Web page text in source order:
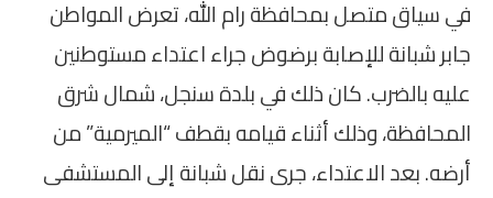
في سياق متصل بمحافظة رام الله، تعرض المواطن
جابر شبانة للإصابة برضوض جراء اعتداء مستوطنين
عليه بالضرب. كان ذلك في بلدة سنجل، شمال شرق
المحافظة، وذلك أثناء قيامه بقطف “الميرمية” من
أرضه. بعد الاعتداء، جرى نقل شبانة إلى المستشفى